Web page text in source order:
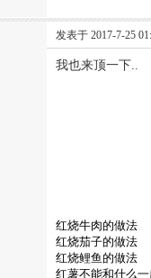
发表于 2017-7-25
我也来顶一下..
红烧牛肉的做法
红烧茄子的做法
红烧鲤鱼的做法
红薯不能和什么